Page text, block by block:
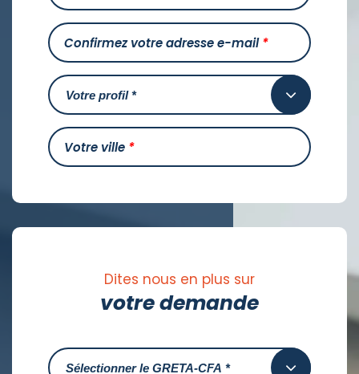
Confirmez votre adresse e-mail*
Votre ville *
Dites nous en plus sur
votre demande